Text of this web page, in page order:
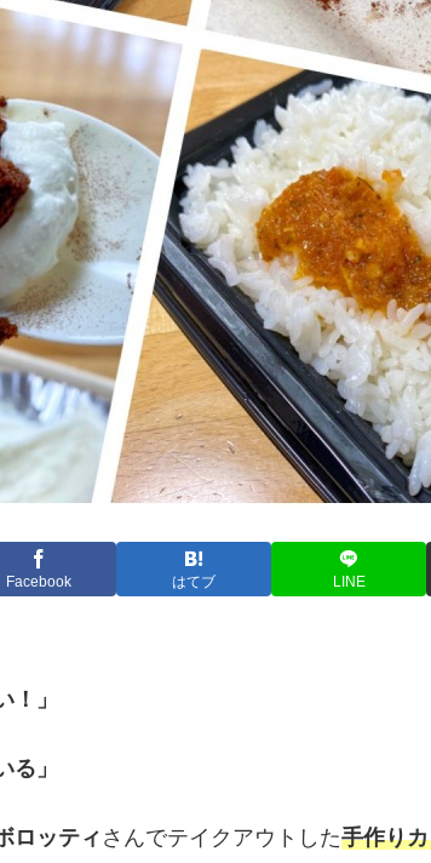
Facebook はてブ LINE
！」
る」
ロッティさんでテイクアウトした手作り